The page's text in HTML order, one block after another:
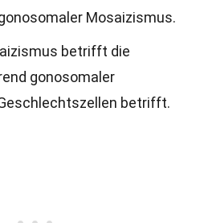
Mosaizismus.
betrifft die
gonosomaler
betrifft.